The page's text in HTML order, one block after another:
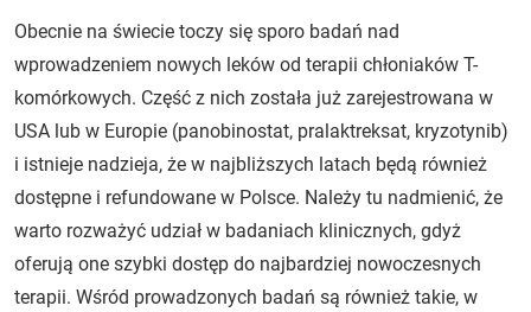
Obecnie na świecie toczy się sporo badań nad
wprowadzeniem nowych leków od terapii chłoniaków T-
komórkowych. Część z nich została już zarejestrowana w
USA lub w Europie (panobinostat, pralaktreksat, kryzotynib)
i istnieje nadzieja, że w najbliższych latach będą również
dostępne i refundowane w Polsce. Należy tu nadmienić, że
warto rozważyć udział w badaniach klinicznych, gdyż
oferują one szybki dostęp do najbardziej nowoczesnych
terapii. Wśród prowadzonych badań są również takie, w